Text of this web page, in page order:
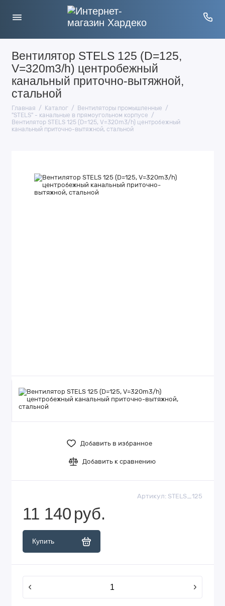
Вентилятор STELS 125 (D=125,
V=320m3/h) центробежный
канальный приточно-вытяжной,
стальной
Главная Каталог
Вентиляторы промышленные
"STELS" - канальные в прямоугольном корпусе
Вентилятор STELS 125 (D=125, V=320m3/h) центробежный
канальный приточно-вытяжной, стальной
Добавить в избранное
Добавить к сравнению
Артикул: STELS_125
11 140 руб.
Купить